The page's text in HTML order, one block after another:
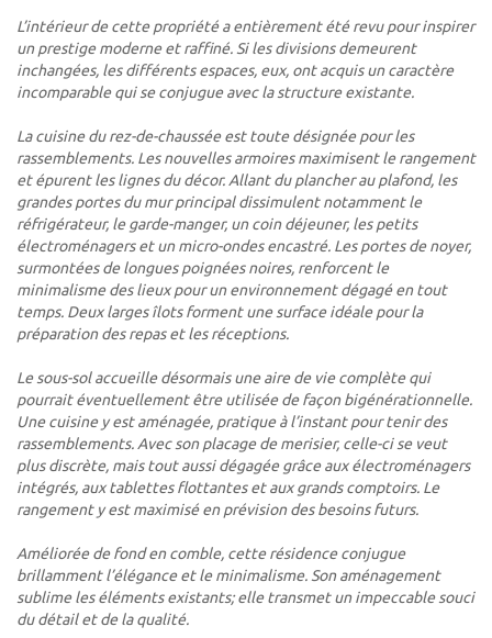
L’intérieur de cette propriété a entièrement été revu pour inspirer
un prestige moderne et raffiné. Si les divisions demeurent
inchangées, les différents espaces, eux, ont acquis un caractère
incomparable qui se conjugue avec la structure existante.
La cuisine du rez-de-chaussée est toute désignée pour les
rassemblements. Les nouvelles armoires maximisent le rangement
et épurent les lignes du décor. Allant du plancher au plafond, les
grandes portes du mur principal dissimulent notamment le
réfrigérateur, le garde-manger, un coin déjeuner, les petits
électroménagers et un micro-ondes encastré. Les portes de noyer,
surmontées de longues poignées noires, renforcent le
minimalisme des lieux pour un environnement dégagé en tout
temps. Deux larges îlots forment une surface idéale pour la
préparation des repas et les réceptions.
Le sous-sol accueille désormais une aire de vie complète qui
pourrait éventuellement être utilisée de façon bigénérationnelle.
Une cuisine y est aménagée, pratique à l’instant pour tenir des
rassemblements. Avec son placage de merisier, celle-ci se veut
plus discrète, mais tout aussi dégagée grâce aux électroménagers
intégrés, aux tablettes flottantes et aux grands comptoirs. Le
rangement y est maximisé en prévision des besoins futurs.
Améliorée de fond en comble, cette résidence conjugue
brillamment l’élégance et le minimalisme. Son aménagement
sublime les éléments existants; elle transmet un impeccable souci
du détail et de laqualité.